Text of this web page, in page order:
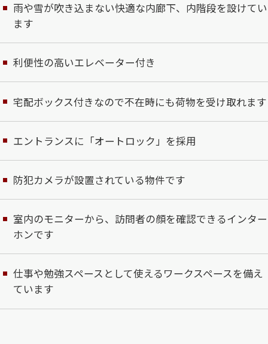
雨や雪が吹き込まない快適な内廊下、内階段を設けてい
ます
利便性の高いエレベーター付き
宅配ボックス付きなので不在時にも荷物を受け取れます
エントランスに「オートロック」を採用
防犯カメラが設置されている物件です
室内のモニターから、訪問者の顔を確認できるインター
ホンです
仕事や勉強スペースとして使えるワークスペースを備え
ています